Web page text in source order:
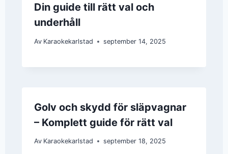
Din guide till rätt val och
underhåll
Av Karaokekarlstad september 14, 2025
Golv och skydd för släpvagnar
– Komplett guide för rätt val
Av Karaokekarlstad september 18, 2025